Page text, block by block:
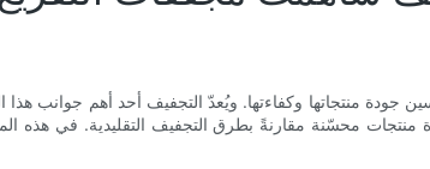
جودة منتجاتها وكفاءتها. ويُعدّ التجفيف أحد أهم جوانب هذا
منتجات محسّنة مقارنةً بطرق التجفيف التقليدية. في هذه